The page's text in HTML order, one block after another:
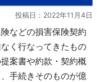
投稿日： 2022年11月4日
などの損害保険契約
く行なってきたもの
案書や約款・契約概
手続きそのものが億